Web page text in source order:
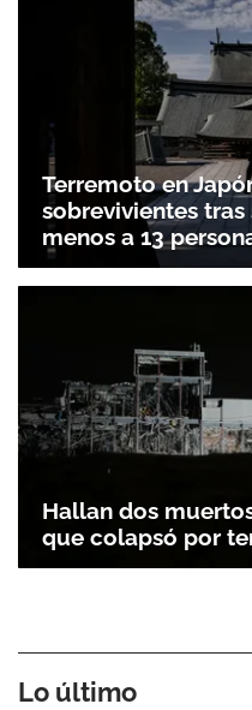
Gracias por
Terremoto en
sobrevivientes
menos a 13
Hallan dos
que colapsó por
Lo último